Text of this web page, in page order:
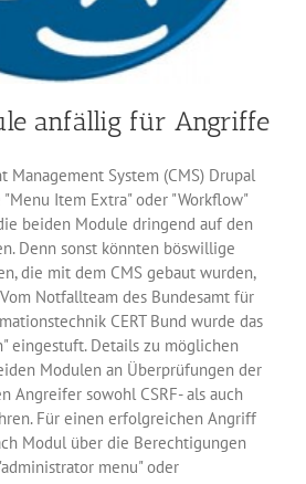
anfällig für Angriffe
Management System (CMS) Drupal
Item Extra" oder "Workflow"
beiden Module dringend auf den
Denn sonst könnten böswillige
die mit dem CMS gebaut wurden,
Notfallteam des Bundesamt für
CERT Bund wurde das
eingestuft. Details zu möglichen
Modulen an Überprüfungen der
Angreifer sowohl CSRF- als auch
Für einen erfolgreichen Angriff
Modul über die Berechtigungen
menu" oder